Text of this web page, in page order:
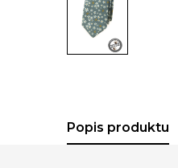
Popis produktu